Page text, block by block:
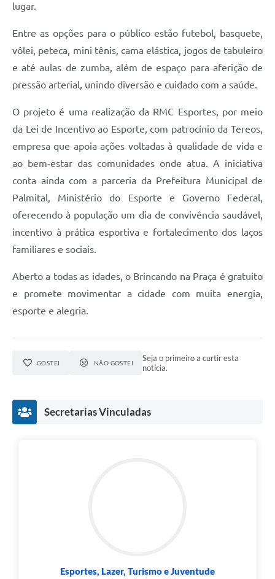
lugar.
Entre as opções para o público estão futebol, basquete,
vôlei, peteca, mini tênis, cama elástica, jogos de tabuleiro
e até aulas de zumba, além de espaço para aferição de
pressão arterial, unindo diversão e cuidado com a saúde.
O projeto é uma realização da RMC Esportes, por meio
da Lei de Incentivo ao Esporte, com patrocínio da Tereos,
empresa que apoia ações voltadas à qualidade de vida e
ao bem-estar das comunidades onde atua. A iniciativa
conta ainda com a parceria da Prefeitura Municipal de
Palmital, Ministério do Esporte e Governo Federal,
oferecendo à população um dia de convivência saudável,
incentivo à prática esportiva e fortalecimento dos laços
familiares e sociais.
Aberto a todas as idades, o Brincando na Praça é gratuito
e promete movimentar a cidade com muita energia,
esporte e alegria.
GOSTEI NÃO GOSTEI
Seja o primeiro a curtir esta
notícia.
Secretarias Vinculadas
Esportes, Lazer, Turismo e Juventude